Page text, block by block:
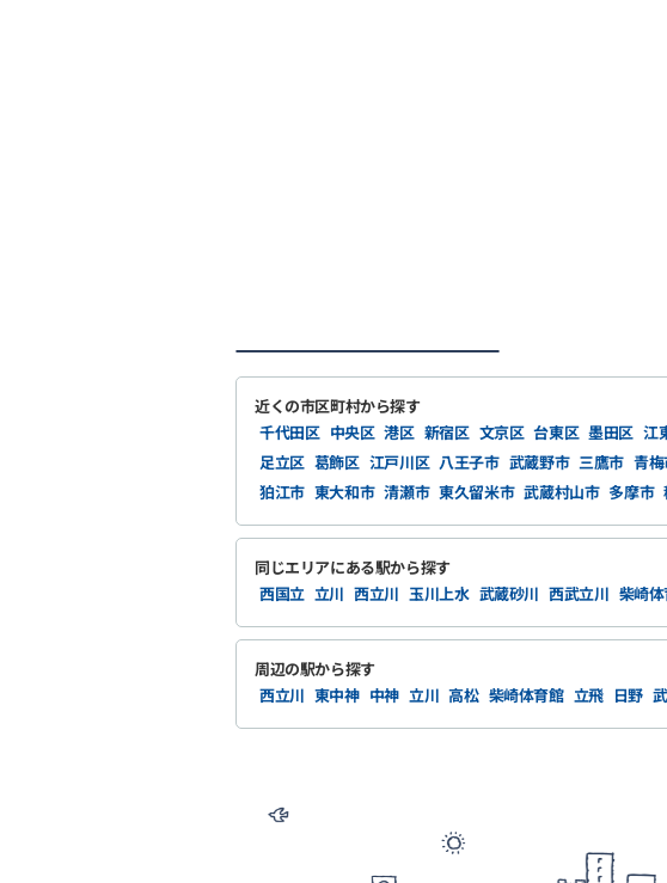
近くの市区町村から探す
千代田区 中央区 港区 新宿区 文京区 台東区 墨田区 江
足立区 葛飾区 江戸川区 八王子市 武蔵野市 三鷹市 青
狛江市 東大和市 清瀬市 東久留米市 武蔵村山市 多摩市
同じエリアにある駅から探す
西国立 立川 西立川 玉川上水 武蔵砂川 西武立川 柴崎
周辺の駅から探す
西立川 東中神 中神 立川 高松 柴崎体育館 立飛 日野